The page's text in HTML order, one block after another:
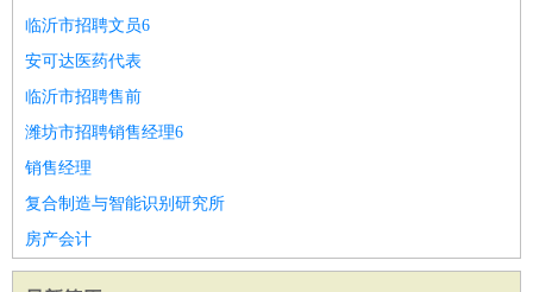
临沂市招聘文员6
安可达医药代表
临沂市招聘售前
潍坊市招聘销售经理6
销售经理
复合制造与智能识别研究所
房产会计